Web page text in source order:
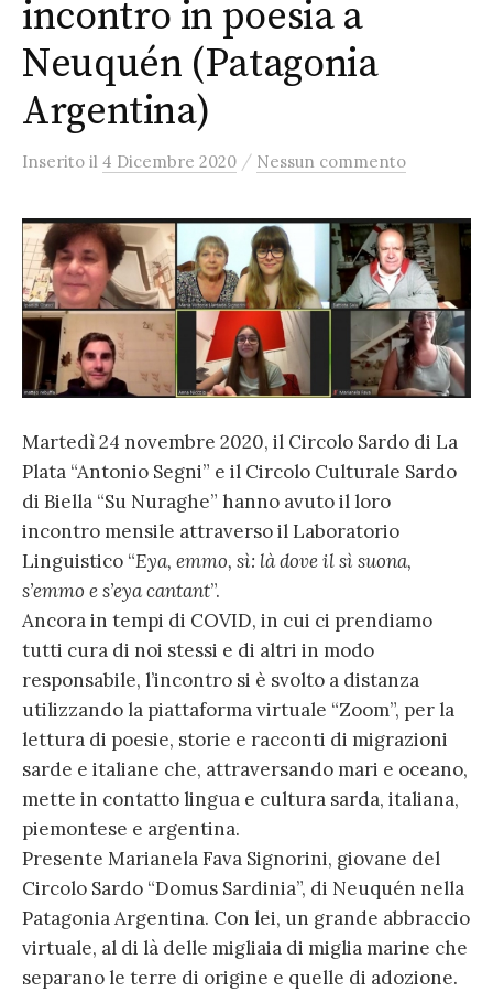
incontro in poesia a
Neuquén (Patagonia
Argentina)
Inserito il 4 Dicembre 2020 / Nessun commento
Martedì 24 novembre 2020, il Circolo Sardo di La
Plata “Antonio Segni” e il Circolo Culturale Sardo
di Biella “Su Nuraghe” hanno avuto il loro
incontro mensile attraverso il Laboratorio
Linguistico “Eya, emmo, sì: là dove il sì suona,
s’emmo e s’eya cantant”.
Ancora in tempi di COVID, in cui ci prendiamo
tutti cura di noi stessi e di altri in modo
responsabile, l’incontro si è svolto a distanza
utilizzando la piattaforma virtuale “Zoom”, per la
lettura di poesie, storie e racconti di migrazioni
sarde e italiane che, attraversando mari e oceano,
mette in contatto lingua e cultura sarda, italiana,
piemontese e argentina.
Presente Marianela Fava Signorini, giovane del
Circolo Sardo “Domus Sardinia”, di Neuquén nella
Patagonia Argentina. Con lei, un grande abbraccio
virtuale, al di là delle migliaia di miglia marine che
separano le terre di origine e quelle di adozione.